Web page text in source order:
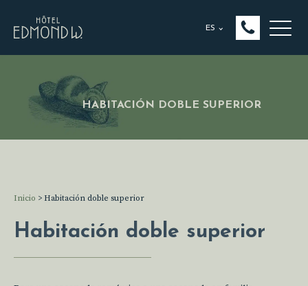
ES
HABITACIÓN DOBLE SUPERIOR
Inicio > Habitación doble superior
Habitación doble superior